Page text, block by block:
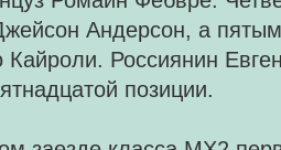
Андерсон, а
Кайроли. Россиянин
позиции.